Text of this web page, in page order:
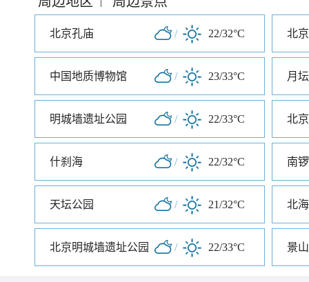
北京孔庙 / 22/32°C 北
中国地质博物馆 / 23/33°C 月
明城墙遗址公园 / 22/33°C 北
什刹海 / 22/32°C 南
天坛公园 / 21/32°C 北
北京明城墙遗址公园 / 22/33°C 景